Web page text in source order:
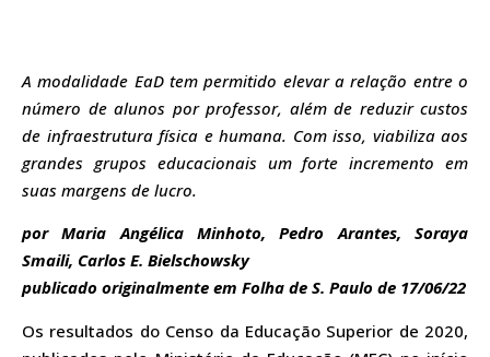
A modalidade EaD tem permitido elevar a relação entre o
número de alunos por professor, além de reduzir custos
de infraestrutura física e humana. Com isso, viabiliza aos
grandes grupos educacionais um forte incremento em
suas margens de lucro.
por Maria Angélica Minhoto, Pedro Arantes, Soraya
Smaili, Carlos E. Bielschowsky
publicado originalmente em Folha de S. Paulo de 17/06/22
Os resultados do Censo da Educação Superior de 2020,